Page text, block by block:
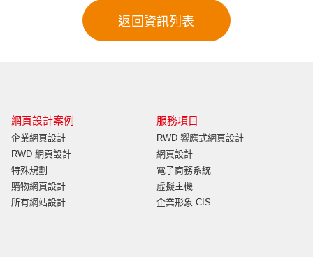
網頁設計案例
企業網頁設計
RWD 網頁設計
特殊規劃
購物網頁設計
所有網站設計
服務項目
RWD 響應式網頁設計
網頁設計
電子商務系統
虛擬主機
企業形象 CIS